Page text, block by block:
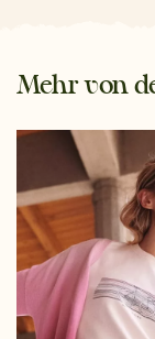
Mehr von